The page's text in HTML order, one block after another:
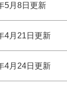
5月8日更新
4月21日更新
4月24日更新